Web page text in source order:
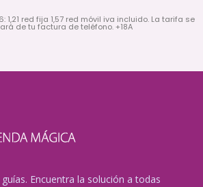
red fija 1,57 red móvil iva incluido. La tarifa se
de tu factura de teléfono. +18A
Encuentra la solución a todas